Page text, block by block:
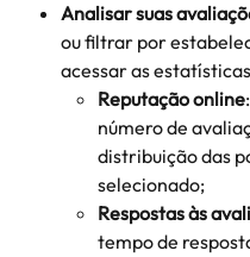
Analisarsuas
ou filtrar por
acessar as
Reputação online
número de
distribuição das
selecionado;
Respostas às
tempo de